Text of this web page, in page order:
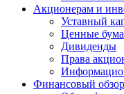
Акционерам и
Уставный
Ценные
Дивиденды
Права
Финансовый обзор